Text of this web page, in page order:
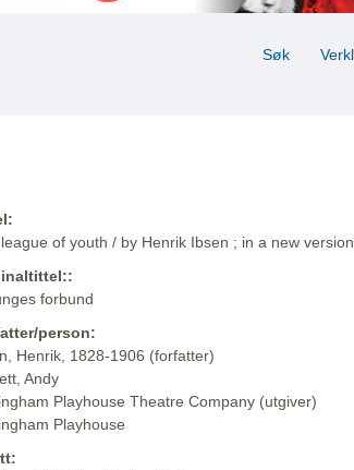
Søk
of youth / by Henrik Ibsen ; in a new
forbund
person:
Henrik, 1828-1906 (forfatter)
Andy
Playhouse Theatre Company (utgiver)
Playhouse